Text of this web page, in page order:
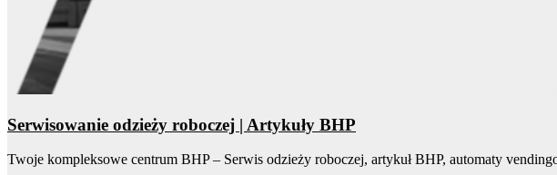
Serwisowanie odzieży roboczej | Artykuły BHP
Twoje kompleksowe centrum BHP – Serwis odzieży roboczej, artykuł BHP, automaty